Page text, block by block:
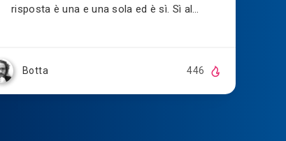
risposta è una e una sola ed è sì. Sì al…
Botta 446